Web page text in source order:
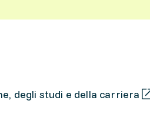
degli studi e della carriera